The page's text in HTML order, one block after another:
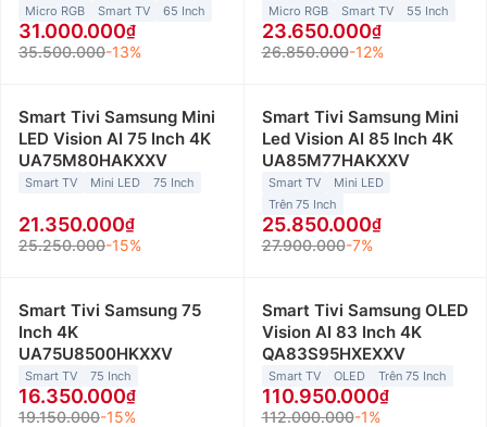
Micro RGB Smart TV 65 Inch
31.000.000
35.500.000-13%
Micro RGB Smart TV 55 Inch
23.650.000
26.850.000-12%
Smart Tivi Samsung Mini
LED Vision AI 75 Inch 4K
UA75M80HAKXXV
Smart TV Mini LED 75 Inch
21.350.000
25.250.000-15%
Smart Tivi Samsung Mini
Led Vision AI 85 Inch 4K
UA85M77HAKXXV
Smart TV
Mini LED
Trên 75 Inch
25.850.000
27.900.000-7%
Smart Tivi Samsung 75
Inch 4K
UA75U8500HKXXV
Smart TV 75 Inch
16.350.000
19.150.000-15%
Smart Tivi Samsung OLED
Vision AI 83 Inch 4K
QA83S95HXEXXV
Smart TV OLED Trên 75 Inch
110.950.000
112.000.000-1%